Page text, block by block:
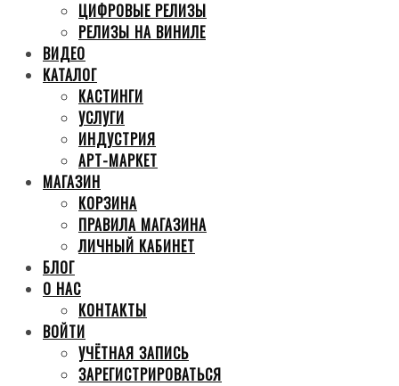
ЦИФРОВЫЕ РЕЛИЗЫ
РЕЛИЗЫ НА ВИНИЛЕ
ВИДЕО
КАТАЛОГ
КАСТИНГИ
УСЛУГИ
ИНДУСТРИЯ
АРТ-МАРКЕТ
МАГАЗИН
КОРЗИНА
ПРАВИЛА МАГАЗИНА
ЛИЧНЫЙ КАБИНЕТ
БЛОГ
О НАС
КОНТАКТЫ
ВОЙТИ
УЧЁТНАЯ ЗАПИСЬ
ЗАРЕГИСТРИРОВАТЬСЯ